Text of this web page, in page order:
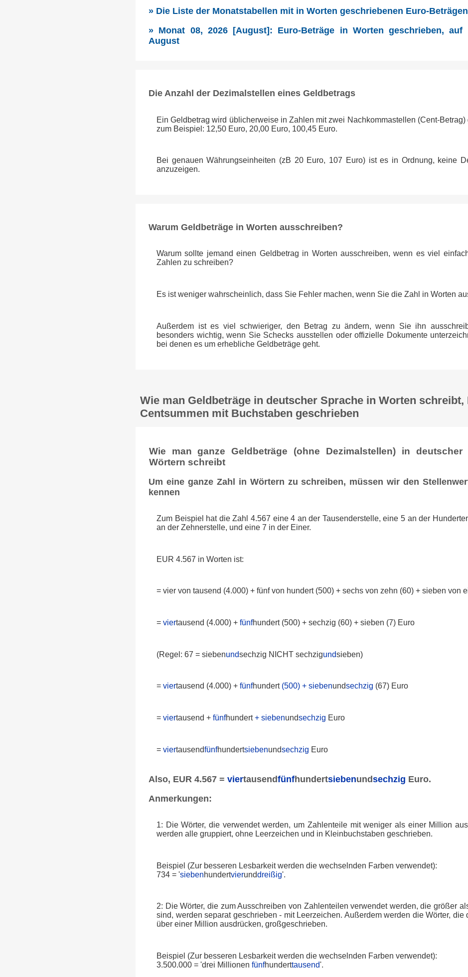
» Die Liste der Monatstabellen mit in Worten geschriebenen Euro-Beträgen
» Monat 08, 2026 [August]: Euro-Beträge in Worten geschrieben, auf
August
Die Anzahl der Dezimalstellen eines Geldbetrags
Ein Geldbetrag wird üblicherweise in Zahlen mit zwei Nachkommastellen (Cent-Betrag)
zum Beispiel: 12,50 Euro, 20,00 Euro, 100,45 Euro.
Bei genauen Währungseinheiten (zB 20 Euro, 107 Euro) ist es in Ordnung, keine
anzuzeigen.
Warum Geldbeträge in Worten ausschreiben?
Warum sollte jemand einen Geldbetrag in Worten ausschreiben, wenn es viel
Zahlen zu schreiben?
Es ist weniger wahrscheinlich, dass Sie Fehler machen, wenn Sie die Zahl in Worten
Außerdem ist es viel schwieriger, den Betrag zu ändern, wenn Sie ihn
besonders wichtig, wenn Sie Schecks ausstellen oder offizielle Dokumente
bei denen es um erhebliche Geldbeträge geht.
Wie man Geldbeträge in deutscher Sprache in Worten schreibt,
Centsummen mit Buchstaben geschrieben
Wie man ganze Geldbeträge (ohne Dezimalstellen) in deutscher
Wörtern schreibt
Um eine ganze Zahl in Wörtern zu schreiben, müssen wir den
kennen
Zum Beispiel hat die Zahl 4.567 eine 4 an der Tausenderstelle, eine 5 an der
an der Zehnerstelle, und eine 7 in der Einer.
EUR 4.567 in Worten ist:
= vier von tausend (4.000) + fünf von hundert (500) + sechs von zehn (60) + sieben von
=viertausend (4.000) +fünfhundert (500) + sechzig (60) + sieben (7) Euro
(Regel: 67 = siebenundsechzig NICHT sechzigundsieben)
=viertausend (4.000) +fünfhundert(500) + siebenundsechzig (67) Euro
=viertausend +fünfhundert+ siebenundsechzig Euro
=viertausendfünfhundertsiebenundsechzig Euro
Also, EUR 4.567 =viertausendfünfhundertsiebenundsechzig Euro.
Anmerkungen:
1: Die Wörter, die verwendet werden, um Zahlenteile mit weniger als einer Million
werden alle gruppiert, ohne Leerzeichen und in Kleinbuchstaben geschrieben.
Beispiel (Zur besseren Lesbarkeit werden die wechselnden Farben verwendet):
734 = 'siebenhundertvierunddreißig'.
2: Die Wörter, die zum Ausschreiben von Zahlenteilen verwendet werden, die größer
sind, werden separat geschrieben - mit Leerzeichen. Außerdem werden die Wörter, die
über einer Million ausdrücken, großgeschrieben.
Beispiel (Zur besseren Lesbarkeit werden die wechselnden Farben verwendet):
3.500.000 = 'drei Millionenfünfhunderttausend'.